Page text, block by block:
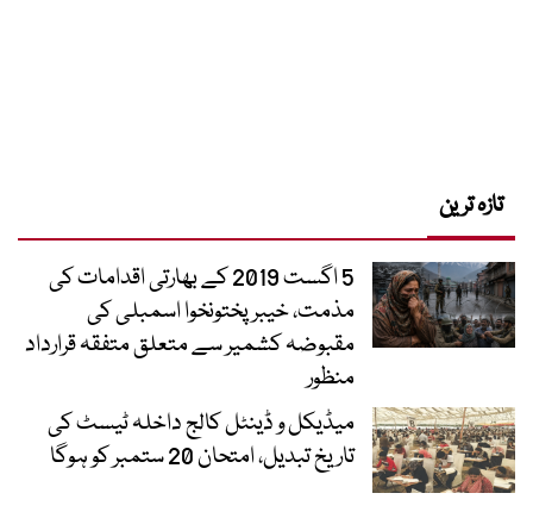
تازہ ترین
5 اگست 2019 کے بھارتی اقدامات کی
مذمت، خیبرپختونخوا اسمبلی کی
مقبوضہ کشمیر سے متعلق متفقہ قرارداد
منظور
میڈیکل و ڈینٹل کالج داخلہ ٹیسٹ کی
تاریخ تبدیل، امتحان 20 ستمبر کو ہوگا